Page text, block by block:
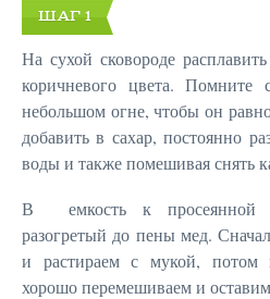
ШАГ 1
На сухой сковороде
коричневого цвета. Помните
небольшом огне, чтобы он
добавить в сахар, постоянно
воды и также помешивая снять
В емкость к просеянной
разогретый до пены мед.
и растираем с мукой,
хорошо перемешиваем и